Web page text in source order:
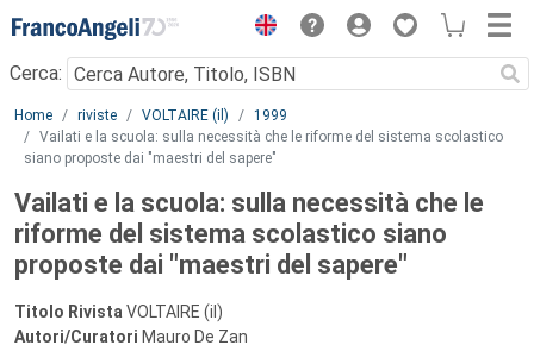
Menu
Cerca:
Main content
Home riviste VOLTAIRE (il)
1999
Vailati e la scuola: sulla necessità che le riforme del sistema scolastico
siano proposte dai "maestri del sapere"
Vailati e la scuola: sulla necessità che le
riforme del sistema scolastico siano
proposte dai "maestri del sapere"
Titolo Rivista VOLTAIRE (il)
Autori/Curatori Mauro De Zan